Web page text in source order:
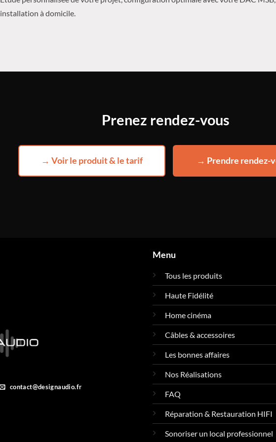
installation à domicile.
Prenez rendez-vous
→ Voir le produit & le tarif → Prendre rendez-
contact@designaudio.fr
Menu
Tous les produits
Haute Fidélité
Home cinéma
Câbles & accessoires
Les bonnes affaires
Nos Réalisations
FAQ
Réparation & Restauration HIFI
Sonoriser un local professionnel